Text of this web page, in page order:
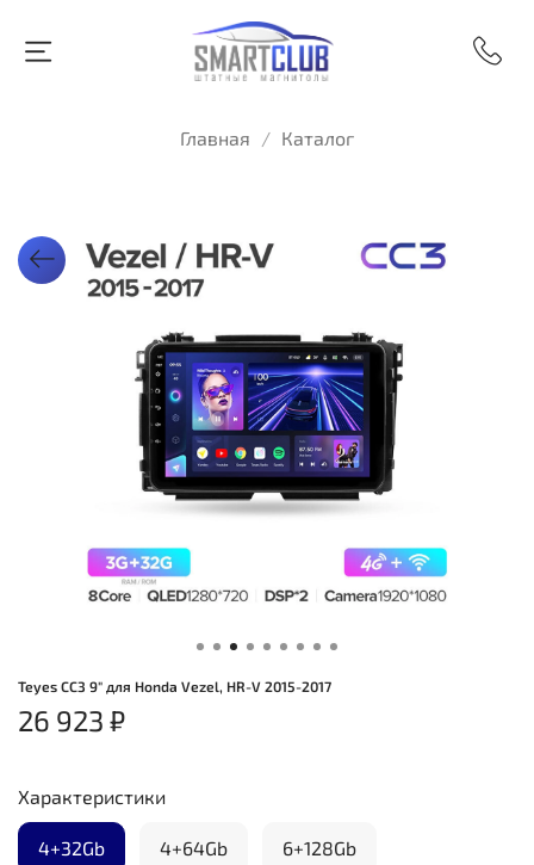
Главная Каталог
Teyes CC3 9" для Honda Vezel, HR-V 2015-2017
26 923 ₽
Характеристики
4+32Gb 4+64Gb 6+128Gb